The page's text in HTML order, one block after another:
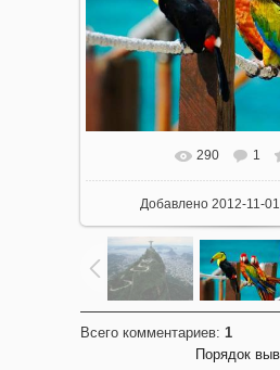
290 1
Добавлено 2012-11-01
Всего комментариев: 1
Порядок